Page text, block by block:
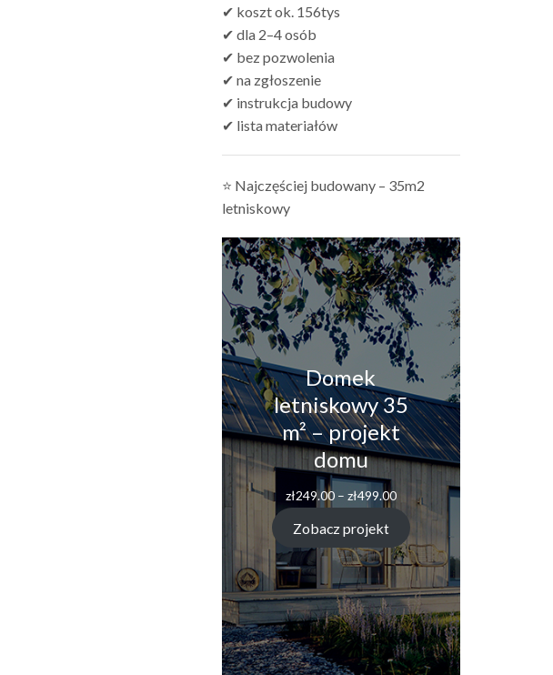
✔ koszt ok. 156tys
✔ dla 2–4 osób
✔ bez pozwolenia
✔ na zgłoszenie
✔ instrukcja budowy
✔ lista materiałów
⭐ Najczęściej budowany – 35m2
letniskowy
Domek
letniskowy 35
m² – projekt
domu
zł249.00 – zł499.00Zakres
cen:
od
zł249.00
do
zł499.00
Zobacz projekt